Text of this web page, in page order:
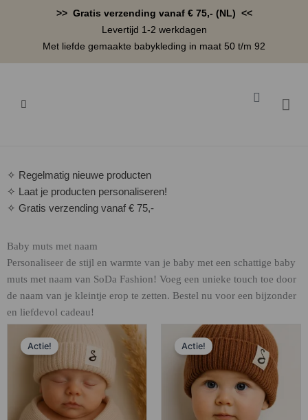
>> Gratis verzending vanaf € 75,- (NL) <<
Levertijd 1-2 werkdagen
Met liefde gemaakte babykleding in maat 50 t/m 92
✧ Regelmatig nieuwe producten
✧ Laat je producten personaliseren!
✧ Gratis verzending vanaf € 75,-
Baby muts met naam
Personaliseer de stijl en warmte van je baby met een schattige baby
muts met naam van SoDa Fashion! Voeg een unieke touch toe door
de naam van je kleintje erop te zetten. Bestel nu voor een bijzonder
en liefdevol cadeau!
Actie!
Oorspronkelijke
was:
€29,95.
Huidige
is:
€19,99.
Actie!
Oorspronkelijke
prijs
was:
€29,95.
Huidige
prijs
is:
€19,99.